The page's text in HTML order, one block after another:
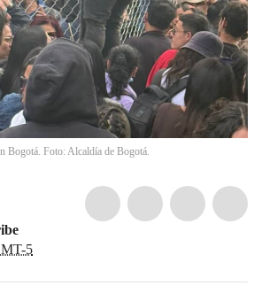
Bogotá. Foto: Alcaldía de Bogotá.
5